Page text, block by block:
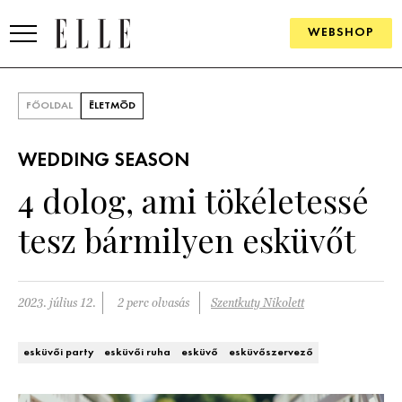
WEBSHOP
SZÉPSÉG
PSZICHÉ
ÉLETMÓD
FŐOLDAL ÉLETMÓD
WEDDING SEASON
4 dolog, ami tökéletessé
tesz bármilyen esküvőt
2023. július 12. 2 perc olvasás Szentkuty Nikolett
esküvői party esküvői ruha esküvő esküvőszervező